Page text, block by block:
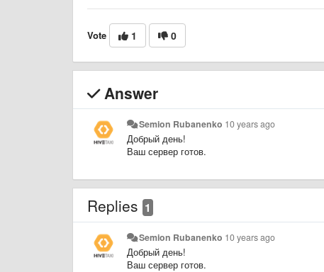
Vote 1 0
Answer
Semion Rubanenko 10 years ago
Добрый день!
Ваш сервер готов.
Replies 1
Semion Rubanenko 10 years ago
Добрый день!
Ваш сервер готов.